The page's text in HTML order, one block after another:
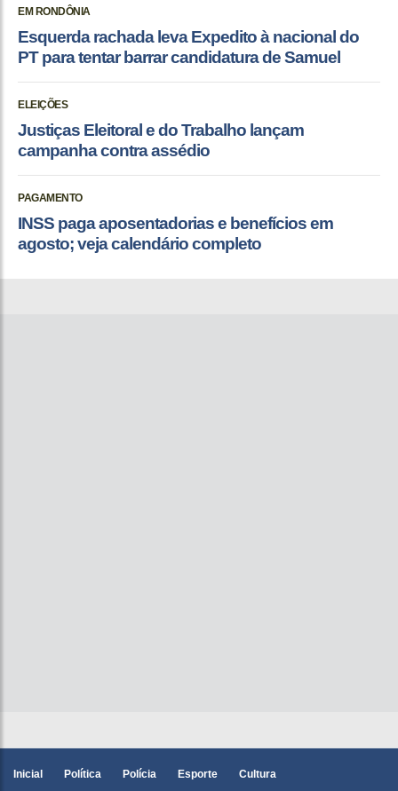
EM RONDÔNIA
Esquerda rachada leva Expedito à nacional do
PT para tentar barrar candidatura de Samuel
ELEIÇÕES
Justiças Eleitoral e do Trabalho lançam
campanha contra assédio
PAGAMENTO
INSS paga aposentadorias e benefícios em
agosto; veja calendário completo
Inicial Política Polícia Esporte Cultura